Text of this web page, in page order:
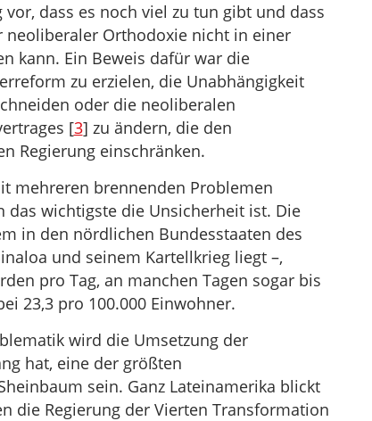
dass es noch viel zu tun gibt und dass
neoliberaler Orthodoxie nicht in einer
kann. Ein Beweis dafür war die
zu erzielen, die Unabhängigkeit
oder die neoliberalen
[3] zu ändern, die den
Regierung einschränken.
mehreren brennenden Problemen
das wichtigste die Unsicherheit ist. Die
in den nördlichen Bundesstaaten des
und seinem Kartellkrieg liegt –,
pro Tag, an manchen Tagen sogar bis
23,3 pro 100.000 Einwohner.
wird die Umsetzung der
hat, eine der größten
sein. Ganz Lateinamerika blickt
die Regierung der Vierten Transformation